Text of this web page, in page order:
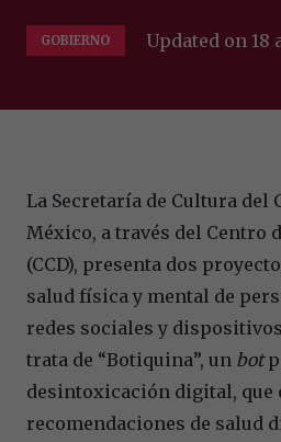
GOBIERNO Updated on 18
La Secretaría de Cultura del
México, a través del Centro
(CCD), presenta dos
salud física y mental de
redes sociales y
trata de “Botiquina”, un bot
desintoxicación digital, que
recomendaciones de salud